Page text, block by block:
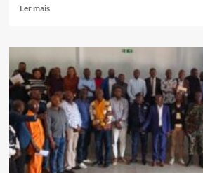
Ler maisLeia
ADMINISTRADOR
ADJUNTO
ENCERRA
CICLO
DE
FORMAÇÃO
DE
FACILITADORES
DAS
ESCOLAS